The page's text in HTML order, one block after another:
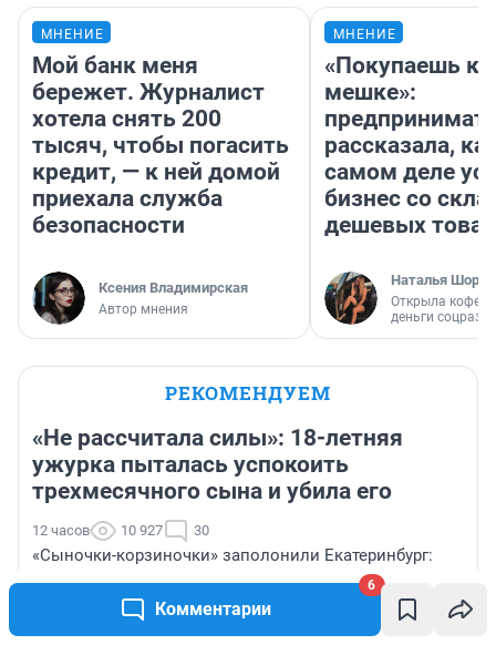
Комментарии
6
МНЕНИЕ
Мой банк меня
бережет. Журналист
хотела снять 200
тысяч, чтобы погасить
кредит, — к ней домой
приехала служба
безопасности
Ксения Владимирская
Автор мнения
МНЕНИЕ
«Покупаешь
мешке»:
рассказала,
самом деле
бизнес со
дешевых
Наталья
Открыла
деньги
РЕКОМЕНДУЕМ
«Не рассчитала силы»: 18-летняя
ужурка пыталась успокоить
трехмесячного сына и убила его
12 часов 10 927 30
«Сыночки-корзиночки» заполонили Екатеринбург:
почему уральские парни массово оставили жен без